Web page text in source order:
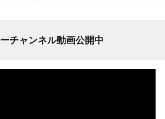
チャンネル動画公開中